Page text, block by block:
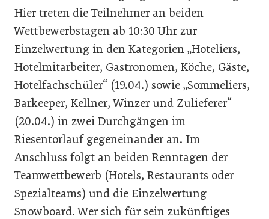
Hier treten die Teilnehmer an beiden
Wettbewerbstagen ab 10:30 Uhr zur
Einzelwertung in den Kategorien „Hoteliers,
Hotelmitarbeiter, Gastronomen, Köche, Gäste,
Hotelfachschüler“ (19.04.) sowie „Sommeliers,
Barkeeper, Kellner, Winzer und Zulieferer“
(20.04.) in zwei Durchgängen im
Riesentorlauf gegeneinander an. Im
Anschluss folgt an beiden Renntagen der
Teamwettbewerb (Hotels, Restaurants oder
Spezialteams) und die Einzelwertung
Snowboard. Wer sich für sein zukünftiges